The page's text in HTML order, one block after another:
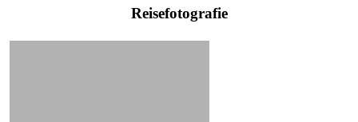
Reisefotografie